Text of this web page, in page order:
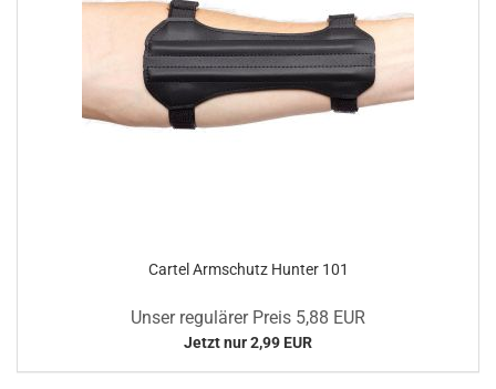
Cartel Armschutz Hunter 101
Unser regulärer Preis 5,88 EUR
Jetzt nur 2,99 EUR